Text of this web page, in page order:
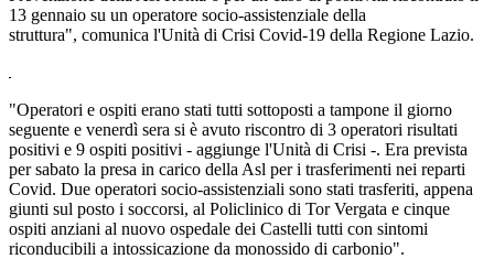
13 gennaio su un operatore socio-assistenziale della
struttura", comunica l'Unità di Crisi Covid-19 della Regione Lazio.
"Operatori e ospiti erano stati tutti sottoposti a tampone il giorno
seguente e venerdì sera si è avuto riscontro di 3 operatori risultati
positivi e 9 ospiti positivi - aggiunge l'Unità di Crisi -. Era prevista
per sabato la presa in carico della Asl per i trasferimenti nei reparti
Covid. Due operatori socio-assistenziali sono stati trasferiti, appena
giunti sul posto i soccorsi, al Policlinico di Tor Vergata e cinque
ospiti anziani al nuovo ospedale dei Castelli tutti con sintomi
riconducibili a intossicazione da monossido di carbonio".